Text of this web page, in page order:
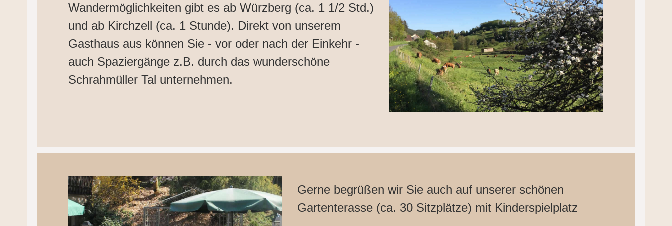
Wandermöglichkeiten gibt es ab Würzberg (ca. 1 1/2 Std.)
und ab Kirchzell (ca. 1 Stunde). Direkt von unserem
Gasthaus aus können Sie - vor oder nach der Einkehr -
auch Spaziergänge z.B. durch das wunderschöne
Schrahmüller Tal unternehmen.
Gerne begrüßen wir Sie auch auf unserer schönen
Gartenterasse (ca. 30 Sitzplätze) mit Kinderspielplatz